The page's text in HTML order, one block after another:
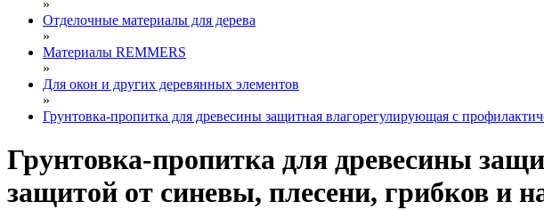
»
Отделочные материалы для дерева
»
Материалы REMMERS
»
Для окон и других деревянных элементов
»
Грунтовка-пропитка для древесины защитная влагорегулирующая с
Грунтовка-пропитка для древесины
защитой от синевы, плесени, грибков и